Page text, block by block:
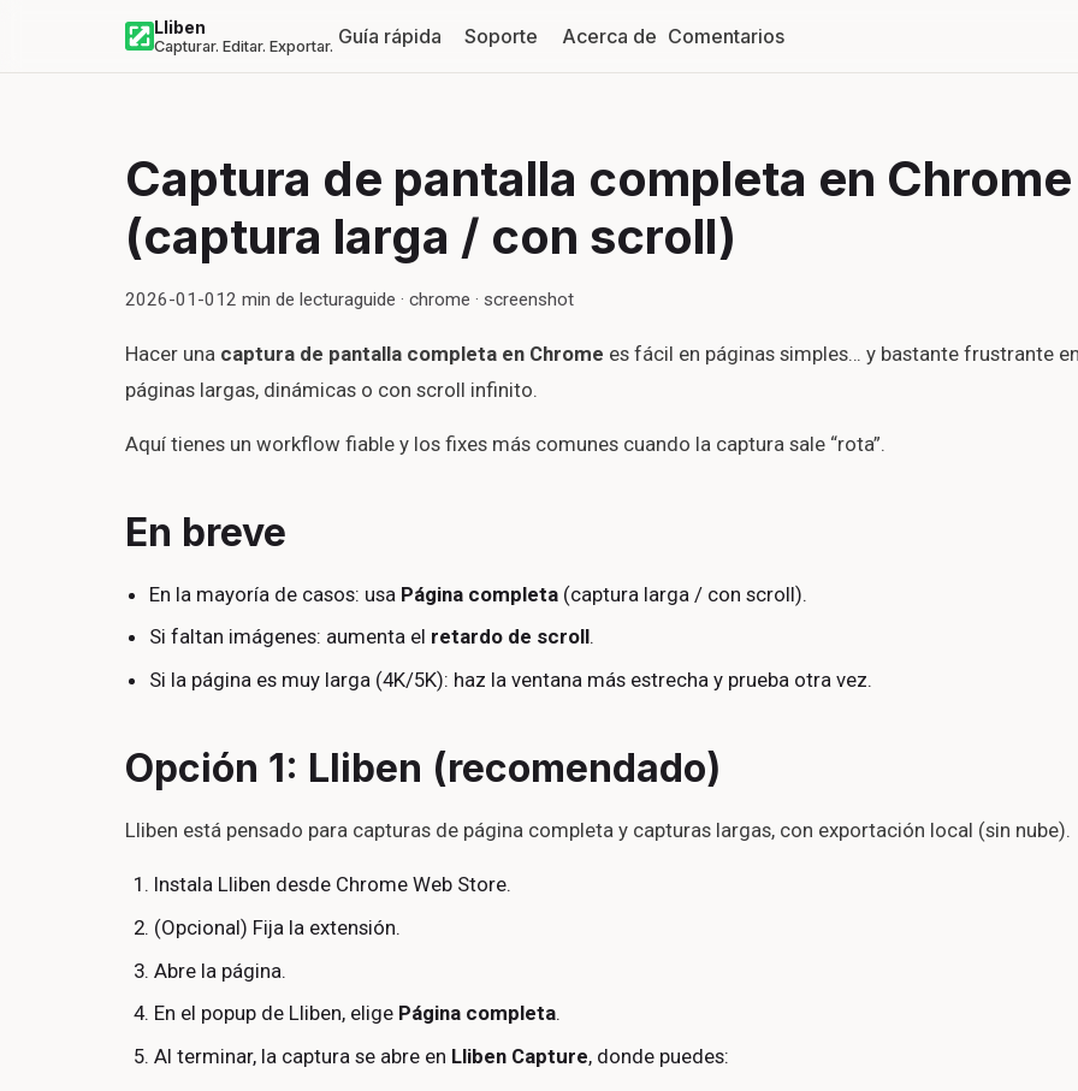
Lliben
Capturar. Editar. Exportar. Guía rápida Soporte Acerca de Comentarios
Captura de pantalla completa en Chrome
(captura larga / con scroll)
2026-01-012 min de lecturaguide · chrome · screenshot
Hacer una captura de pantalla completa en Chrome es fácil en páginas simples… y bastante frustrante
páginas largas, dinámicas o con scroll infinito.
Aquí tienes un workflow fiable y los fixes más comunes cuando la captura sale “rota”.
En breve
En la mayoría de casos: usa Página completa (captura larga / con scroll).
Si faltan imágenes: aumenta el retardo de scroll.
Si la página es muy larga (4K/5K): haz la ventana más estrecha y prueba otra vez.
Opción 1: Lliben (recomendado)
Lliben está pensado para capturas de página completa y capturas largas, con exportación local (sin nube).
Instala Lliben desde Chrome Web Store.
(Opcional) Fija la extensión.
Abre la página.
En el popup de Lliben, elige Página completa.
Al terminar, la captura se abre en Lliben Capture, donde puedes: